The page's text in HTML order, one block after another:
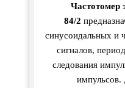
Частотомер
84/2
синусоидальных и
сигналов,
следования